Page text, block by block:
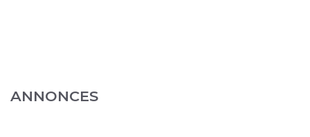
ANNONCES